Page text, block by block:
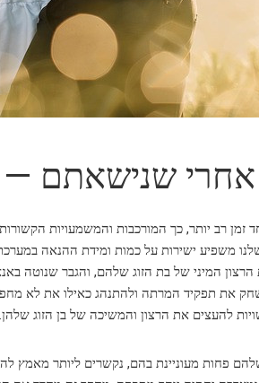
אחרי שנישאתם
זמן רב יותר, כך המורכבות והמשמעויות
משפיע ישירות על כמות ומידת ההנאה
המיני של בת הזוג שלהם, והגבר שנוטה
את תפקיד המרתה ולהתנהג כאילו את לא
להעצים את הרצון והמשיכה של בן הזוג שלהן.
פחות מעוניינת בהם, נקשרים ליותר מאמץ